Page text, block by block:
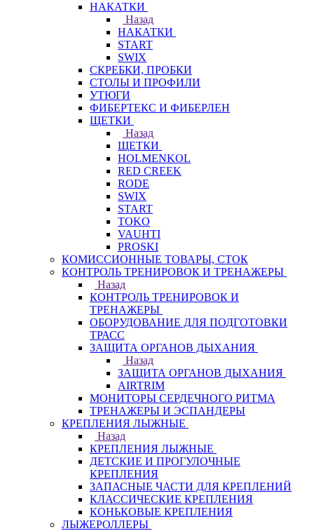
НАКАТКИ
Назад
НАКАТКИ
START
SWIX
СКРЕБКИ, ПРОБКИ
СТОЛЫ И ПРОФИЛИ
УТЮГИ
ФИБЕРТЕКС И ФИБЕРЛЕН
ЩЕТКИ
Назад
ЩЕТКИ
HOLMENKOL
RED CREEK
RODE
SWIX
START
TOKO
VAUHTI
PROSKI
КОМИССИОННЫЕ ТОВАРЫ, СТОК
КОНТРОЛЬ ТРЕНИРОВОК И ТРЕНАЖЕРЫ
Назад
КОНТРОЛЬ ТРЕНИРОВОК И
ТРЕНАЖЕРЫ
ОБОРУДОВАНИЕ ДЛЯ ПОДГОТОВКИ
ТРАСС
ЗАЩИТА ОРГАНОВ ДЫХАНИЯ
Назад
ЗАЩИТА ОРГАНОВ ДЫХАНИЯ
AIRTRIM
МОНИТОРЫ СЕРДЕЧНОГО РИТМА
ТРЕНАЖЕРЫ И ЭСПАНДЕРЫ
КРЕПЛЕНИЯ ЛЫЖНЫЕ
Назад
КРЕПЛЕНИЯ ЛЫЖНЫЕ
ДЕТСКИЕ И ПРОГУЛОЧНЫЕ
КРЕПЛЕНИЯ
ЗАПАСНЫЕ ЧАСТИ ДЛЯ КРЕПЛЕНИЙ
КЛАССИЧЕСКИЕ КРЕПЛЕНИЯ
КОНЬКОВЫЕ КРЕПЛЕНИЯ
ЛЫЖЕРОЛЛЕРЫ